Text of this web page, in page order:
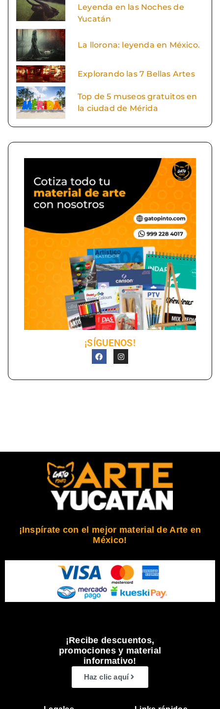
Leyenda en las Noches de
Yucatán
La llorona: leyenda en México.
Explorando las 7 Bellas Artes
Top de 5 museos gratuitos en
la ciudad de Mérida
¡SÍGUENOS!
¡Inspírate con el mejor material de Arte en
México!
¡Recibe descuentos,
promociones y material
informativo!
Haz clic aquí